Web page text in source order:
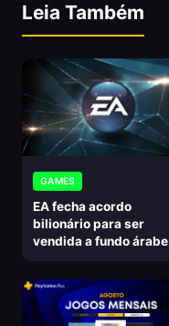
Leia Também
GAMES
EA fecha acordo
bilionário para ser
vendida a fundo árabe